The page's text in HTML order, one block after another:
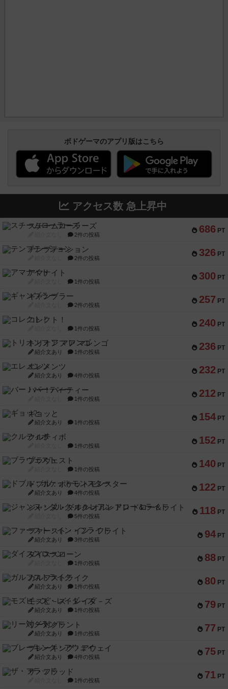
ボドゲーマのアプリ版はこちら
アクセス数 急上昇中
686 PT
スチームローラーズ
2件の投稿
326 PT
テンプテーション
2件の投稿
300 PT
アマナイト
1件の投稿
257 PT
ギャンブラー
2件の投稿
240 PT
コレクト！
1件の投稿
236 PT
トリオンフ ア マレンゴ
紹介文あり 1件の投稿
232 PT
エレメンツ
紹介文あり 4件の投稿
212 PT
バー！パーティー
1件の投稿
154 PT
ギョッと
紹介文あり 1件の投稿
152 PT
クルティボ
1件の投稿
140 PT
ブラヴェスト
1件の投稿
122 PT
ドブル：ポケットモンスター
紹介文あり 4件の投稿
118 PT
ジャンヌ・ダルク-オルレアン ドロー＆ライト
5件の投稿
94 PT
ファースト・イン・フライト
紹介文あり 3件の投稿
88 PT
ダイススローン
1件の投稿
80 PT
ガルフストライク
紹介文あり 1件の投稿
79 PT
モズビ－ズ・レイダ－ズ
紹介文あり 1件の投稿
77 PT
リー対グラント
紹介文あり 1件の投稿
75 PT
ブレーキング・アウェイ
紹介文あり 4件の投稿
71 PT
ザ・フラッド
1件の投稿